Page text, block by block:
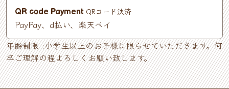
QR code Payment QRコード決済
PayPay、d払い、楽天ペイ
年齢制限 :小学生以上のお子様に限らせていただきます。何
卒ご理解の程よろしくお願い致します。